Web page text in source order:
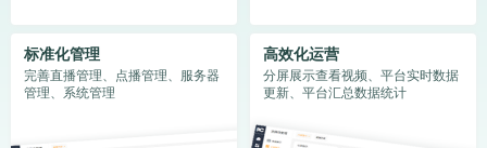
标准化管理
完善直播管理、点播管理、服务器
管理、系统管理
高效化运营
分屏展示查看视频、平台实时数据
更新、平台汇总数据统计